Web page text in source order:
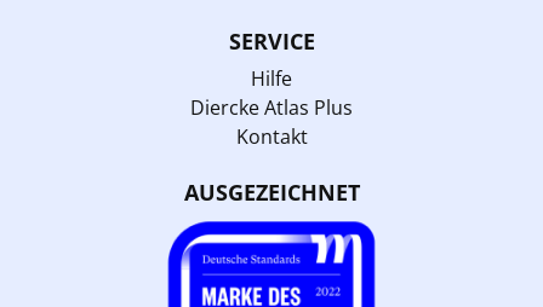
SERVICE
Hilfe
Diercke Atlas Plus
Kontakt
AUSGEZEICHNET